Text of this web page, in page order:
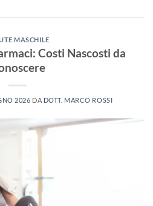
MASCHILE
Costi Nascosti da
2026 DA DOTT. MARCO ROSSI